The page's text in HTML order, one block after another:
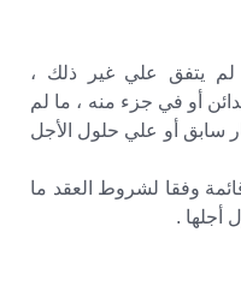
لم يتفق علي غير ذلك ،
أو في جزء منه ، ما لم
سابق أو علي حلول الأجل
وفقا لشروط العقد ما
أجلها .